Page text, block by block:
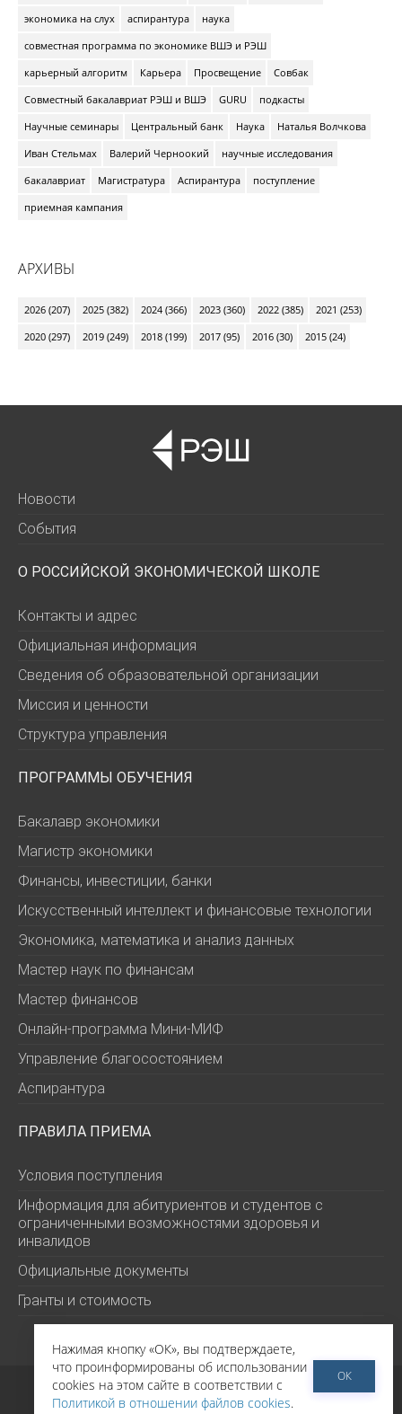
экономика на слух
аспирантура
наука
совместная программа по экономике ВШЭ и РЭШ
карьерный алгоритм
Карьера Просвещение
Совбак
Совместный бакалавриат РЭШ и ВШЭ
GURU
подкасты
Научные семинары
Центральный банк Наука
Наталья Волчкова
Иван Стельмах
Валерий Черноокий
научные исследования
бакалавриат
Магистратура Аспирантура
поступление
приемная кампания
АРХИВЫ
2026 (207) 2025 (382) 2024 (366) 2023 (360) 2022 (385)
2021 (253)
2020 (297)
2019 (249) 2018 (199) 2017 (95) 2016 (30) 2015 (24)
Новости
События
О РОССИЙСКОЙ ЭКОНОМИЧЕСКОЙ ШКОЛЕ
Контакты и адрес
Официальная информация
Сведения об образовательной организации
Миссия и ценности
Структура управления
ПРОГРАММЫ ОБУЧЕНИЯ
Бакалавр экономики
Магистр экономики
Финансы, инвестиции, банки
Искусственный интеллект и финансовые технологии
Экономика, математика и анализ данных
Мастер наук по финансам
Мастер финансов
Онлайн-программа Мини-МИФ
Управление благосостоянием
Аспирантура
ПРАВИЛА ПРИЕМА
Условия поступления
Информация для абитуриентов и студентов с
ограниченными возможностями здоровья и
инвалидов
Официальные документы
Гранты и стоимость
© РЭШ 2026
Политика обработки персональных данных
Политика в отношении файлов cookies
Нажимая кнопку «ОК», вы подтверждаете,
что проинформированы об использовании
cookies на этом сайте в соответствии с
Политикой в отношении файлов cookies.
ОК